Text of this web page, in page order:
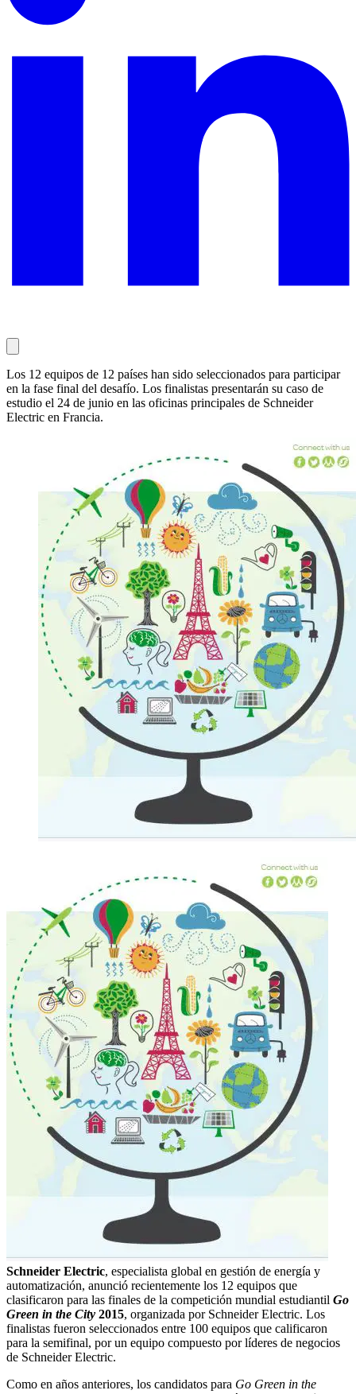
Los 12 equipos de 12 países han sido seleccionados para participar
en la fase final del desafío. Los finalistas presentarán su caso de
estudio el 24 de junio en las oficinas principales de Schneider
Electric en Francia.
Schneider Electric, especialista global en gestión de energía y
automatización, anunció recientemente los 12 equipos que
clasificaron para las finales de la competición mundial estudiantil Go
Green in the City 2015, organizada por Schneider Electric. Los
finalistas fueron seleccionados entre 100 equipos que calificaron
para la semifinal, por un equipo compuesto por líderes de negocios
de Schneider Electric.
Como en años anteriores, los candidatos para Go Green in the